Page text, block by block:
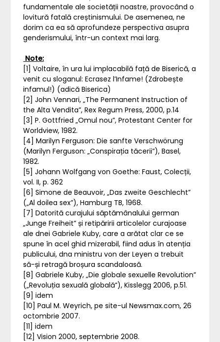
fundamentale ale societății noastre, provocând o
lovitură fatală creștinismului. De asemenea, ne
dorim ca ea să aprofundeze perspectiva asupra
genderismului, într-un context mai larg.
Note:
[1] Voltaire, în ura lui implacabilă față de Biserică, a
venit cu sloganul: Ecrasez l’Infame! (Zdrobește
infamul!) (adică Biserica)
[2] John Vennari, „The Permanent Instruction of
the Alta Vendita”, Rex Regum Press, 2000, p.14
[3] P. Gottfried „Omul nou”, Protestant Center for
Worldview, 1982.
[4] Marilyn Ferguson: Die sanfte Verschwörung
(Marilyn Ferguson: „Conspirația tăcerii”), Basel,
1982.
[5] Johann Wolfgang von Goethe: Faust, Colecții,
vol. II, p. 362
[6] Simone de Beauvoir, „Das zweite Geschlecht”
(„Al doilea sex”), Hamburg TB, 1968.
[7] Datorită curajului săptămânalului german
„Junge Freiheit” și retipăririi articolelor curajoase
ale dnei Gabriele Kuby, care a arătat clar ce se
spune în acel ghid mizerabil, fiind adus în atenția
publicului, dna ministru von der Leyen a trebuit
să-și retragă broșura scandaloasă.
[8] Gabriele Kuby, „Die globale sexuelle Revolution”
(„Revoluția sexuală globală”), Kisslegg 2006, p.51.
[9] idem
[10] Paul M. Weyrich, pe site-ul Newsmax.com, 26
octombrie 2007.
[11] idem
[12] Vision 2000, septembrie 2008.